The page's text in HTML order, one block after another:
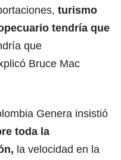
turismo
tendría que
que
Bruce Mac
Genera insistió
toda la
la velocidad en la